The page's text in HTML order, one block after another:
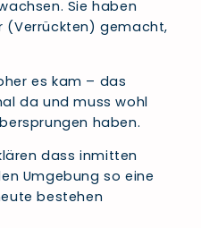
Sie haben
(Verrückten) gemacht,
es kam – das
da und muss wohl
haben.
dass inmitten
Umgebung so eine
bestehen